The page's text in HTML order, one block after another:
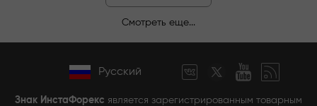
Смотреть еще...
Русский
Знак ИнстаФорекс является зарегистрированным товарным